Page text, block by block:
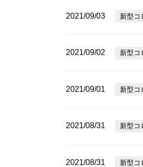
2021/09/03 新型コ
2021/09/02 新型コ
2021/09/01 新型コ
2021/08/31 新型コ
2021/08/31 新型コ